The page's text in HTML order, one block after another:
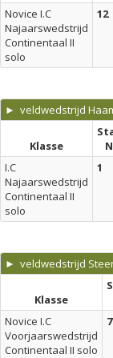
Novice I.C
Najaarswedstrijd
Continentaal II
solo
12
► veldwedstrijd
Klasse
I.C
Najaarswedstrijd
Continentaal II
solo
1
► veldwedstrijd
Klasse
Novice I.C
Voorjaarswedstrijd
Continentaal II solo
7